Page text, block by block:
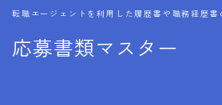
応募書類マスター
転職エージェントを利用した履歴書や職務経歴
MENU